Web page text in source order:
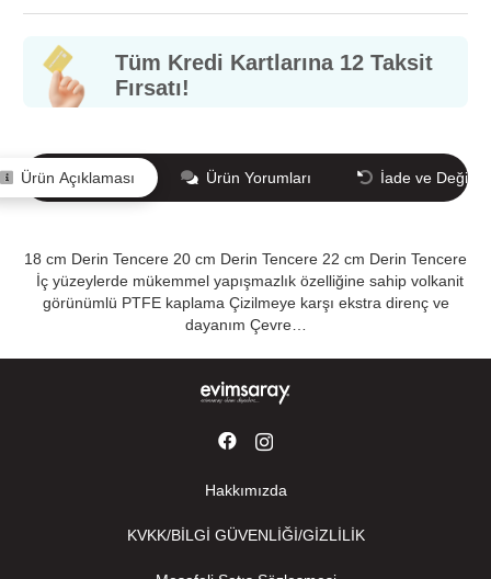
Tüm Kredi Kartlarına 12 Taksit
Fırsatı!
Ürün Açıklaması Ürün Yorumları İade ve Değişim
18 cm Derin Tencere 20 cm Derin Tencere 22 cm Derin Tencere
İç yüzeylerde mükemmel yapışmazlık özelliğine sahip volkanit
görünümlü PTFE kaplama Çizilmeye karşı ekstra direnç ve
dayanım Çevre…
Hakkımızda
KVKK/BİLGİ GÜVENLİĞİ/GİZLİLİK